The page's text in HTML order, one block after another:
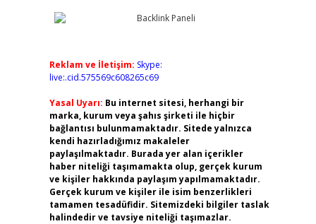
Reklam ve İletişim: Skype:
live:.cid.575569c608265c69
Yasal Uyarı: Bu internet sitesi, herhangi bir
marka, kurum veya şahıs şirketi ile hiçbir
bağlantısı bulunmamaktadır. Sitede yalnızca
kendi hazırladığımız makaleler
paylaşılmaktadır. Burada yer alan içerikler
haber niteliği taşımamakta olup, gerçek kurum
ve kişiler hakkında paylaşım yapılmamaktadır.
Gerçek kurum ve kişiler ile isim benzerlikleri
tamamen tesadüfidir. Sitemizdeki bilgiler taslak
halindedir ve tavsiye niteliği taşımazlar.